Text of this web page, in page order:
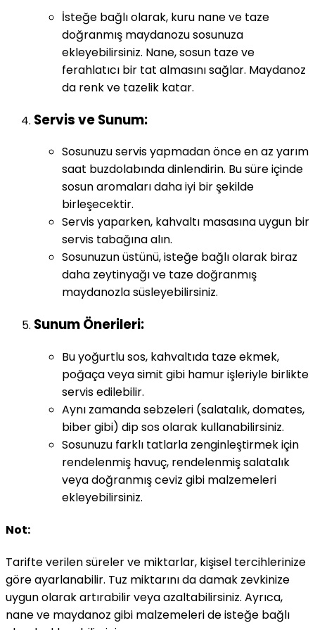
İsteğe bağlı olarak, kuru nane ve taze
doğranmış maydanozu sosunuza
ekleyebilirsiniz. Nane, sosun taze ve
ferahlatıcı bir tat almasını sağlar. Maydanoz
da renk ve tazelik katar.
Servis ve Sunum:
Sosunuzu servis yapmadan önce en az yarım
saat buzdolabında dinlendirin. Bu süre içinde
sosun aromaları daha iyi bir şekilde
birleşecektir.
Servis yaparken, kahvaltı masasına uygun bir
servis tabağına alın.
Sosunuzun üstünü, isteğe bağlı olarak biraz
daha zeytinyağı ve taze doğranmış
maydanozla süsleyebilirsiniz.
Sunum Önerileri:
Bu yoğurtlu sos, kahvaltıda taze ekmek,
poğaça veya simit gibi hamur işleriyle birlikte
servis edilebilir.
Aynı zamanda sebzeleri (salatalık, domates,
biber gibi) dip sos olarak kullanabilirsiniz.
Sosunuzu farklı tatlarla zenginleştirmek için
rendelenmiş havuç, rendelenmiş salatalık
veya doğranmış ceviz gibi malzemeleri
ekleyebilirsiniz.
Not:
Tarifte verilen süreler ve miktarlar, kişisel tercihlerinize
göre ayarlanabilir. Tuz miktarını da damak zevkinize
uygun olarak artırabilir veya azaltabilirsiniz. Ayrıca,
nane ve maydanoz gibi malzemeleri de isteğe bağlı